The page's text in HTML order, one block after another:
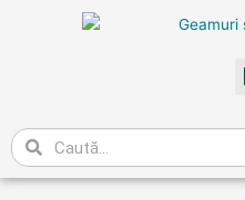
Caută